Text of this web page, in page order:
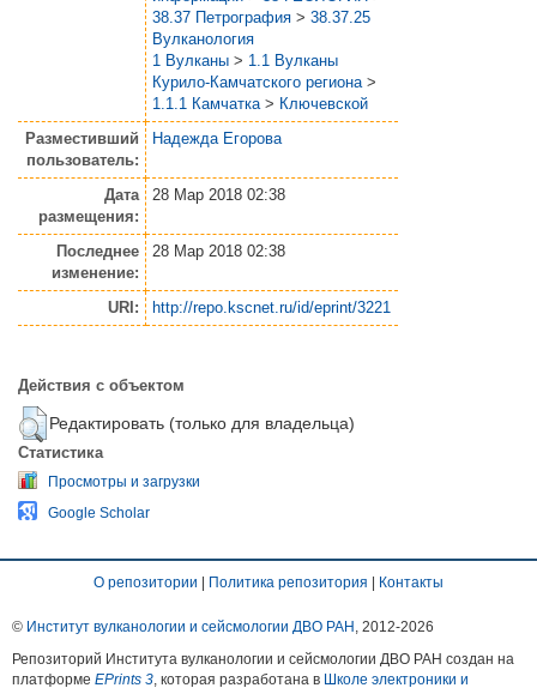
38.37 Петрография > 38.37.25
Вулканология
1 Вулканы > 1.1 Вулканы
Курило-Камчатского региона >
1.1.1 Камчатка > Ключевской
Разместивший
пользователь:
Надежда Егорова
Дата
размещения:
28 Мар 2018 02:38
Последнее
изменение:
28 Мар 2018 02:38
URI: http://repo.kscnet.ru/id/eprint/3221
Действия с объектом
Редактировать (только для владельца)
Статистика
Просмотры и загрузки
Google Scholar
О репозитории | Политика репозитория | Контакты
© Институт вулканологии и сейсмологии ДВО РАН , 2012-2026
Репозиторий Института вулканологии и сейсмологии ДВО РАН создан на
платформе EPrints 3 , которая разработана в Школе электроники и